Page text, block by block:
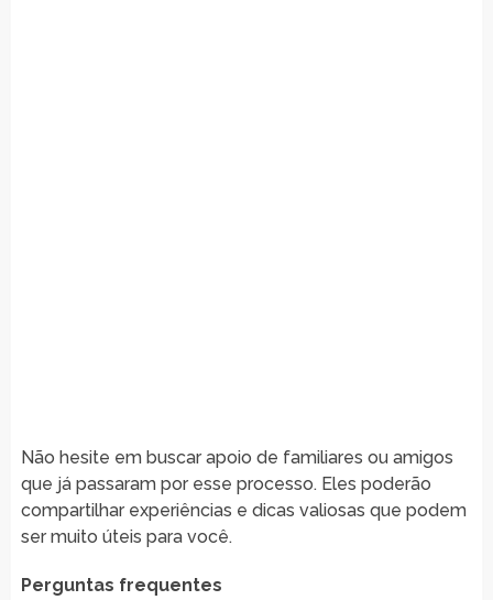
Não hesite em buscar apoio de familiares ou amigos
que já passaram por esse processo. Eles poderão
compartilhar experiências e dicas valiosas que podem
ser muito úteis para você.
Perguntas frequentes